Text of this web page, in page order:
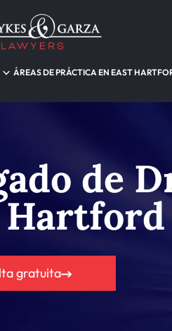
ÁREAS DE PRÁCTICA EN EAST
de
Hartford
gratuita